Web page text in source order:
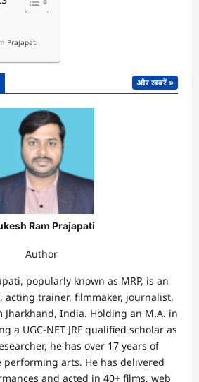
Prajapati
और खबरें »
Ram Prajapati
Author
popularly known as MRP, is an
acting trainer, filmmaker, journalist,
Jharkhand, India. Holding an M.A. in
a UGC-NET JRF qualified scholar as
he has over 17 years of
performing arts. He has delivered
and acted in 40+ films, web